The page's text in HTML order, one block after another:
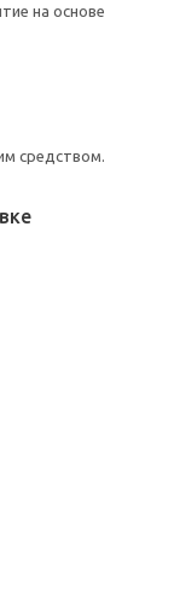
на основе
средством.